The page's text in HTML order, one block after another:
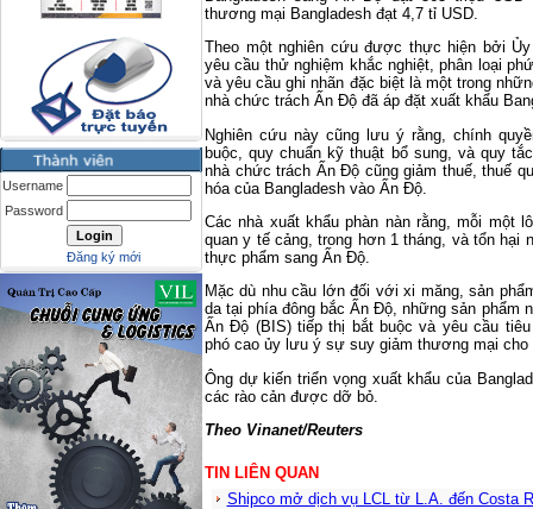
Username
Password
Đăng ký mới
thương mại Bangladesh đạt 4,7 tỉ USD.
Theo một nghiên cứu được thực hiện bởi
yêu cầu thử nghiệm khắc nghiệt, phân loại
và yêu cầu ghi nhãn đặc biệt là một trong
nhà chức trách Ấn Độ đã áp đặt xuất khẩu
Nghiên cứu này cũng lưu ý rằng, chính
buộc, quy chuẩn kỹ thuật bổ sung, và quy
nhà chức trách Ấn Độ cũng giảm thuế, thuế
hóa của Bangladesh vào Ấn Độ.
Các nhà xuất khẩu phàn nàn rằng, mỗi một
quan y tế cảng, trong hơn 1 tháng, và tổn hại
thực phẩm sang Ấn Độ.
Mặc dù nhu cầu lớn đối với xi măng, sản
da tại phía đông bắc Ấn Độ, những sản phẩm
Ấn Độ (BIS) tiếp thị bắt buộc và yêu cầu
phó cao ủy lưu ý sự suy giảm thương mại cho
Ông dự kiến triển vọng xuất khẩu của
các rào cản được dỡ bỏ.
Theo Vinanet/Reuters
TIN LIÊN QUAN
Shipco mở dịch vụ LCL từ L.A. đến Costa